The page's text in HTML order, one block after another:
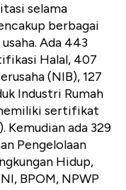
selama
berbagai
Ada 443
Halal, 407
(NIB), 127
Industri Rumah
sertifikat
Kemudian ada 329
Pengelolaan
Hidup,
BPOM, NPWP